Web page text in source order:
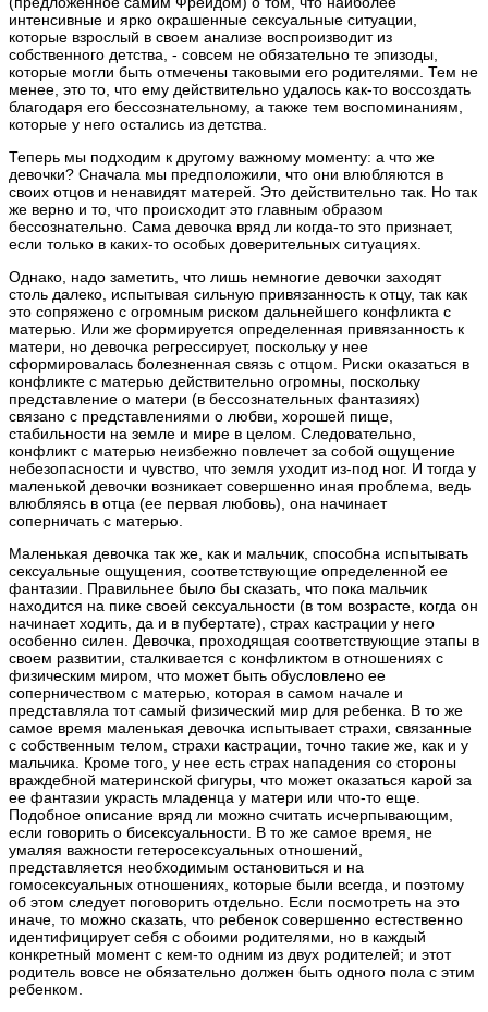
интенсивные и ярко окрашенные сексуальные ситуации,
которые взрослый в своем анализе воспроизводит из
собственного детства, - совсем не обязательно те эпизоды,
которые могли быть отмечены таковыми его родителями. Тем не
менее, это то, что ему действительно удалось как-то воссоздать
благодаря его бессознательному, а также тем воспоминаниям,
которые у него остались из детства.
Теперь мы подходим к другому важному моменту: а что же
девочки? Сначала мы предположили, что они влюбляются в
своих отцов и ненавидят матерей. Это действительно так. Но так
же верно и то, что происходит это главным образом
бессознательно. Сама девочка вряд ли когда-то это признает,
если только в каких-то особых доверительных ситуациях.
Однако, надо заметить, что лишь немногие девочки заходят
столь далеко, испытывая сильную привязанность к отцу, так как
это сопряжено с огромным риском дальнейшего конфликта с
матерью. Или же формируется определенная привязанность к
матери, но девочка регрессирует, поскольку у нее
сформировалась болезненная связь с отцом. Риски оказаться в
конфликте с матерью действительно огромны, поскольку
представление о матери (в бессознательных фантазиях)
связано с представлениями о любви, хорошей пище,
стабильности на земле и мире в целом. Следовательно,
конфликт с матерью неизбежно повлечет за собой ощущение
небезопасности и чувство, что земля уходит из-под ног. И тогда у
маленькой девочки возникает совершенно иная проблема, ведь
влюбляясь в отца (ее первая любовь), она начинает
соперничать с матерью.
Маленькая девочка так же, как и мальчик, способна испытывать
сексуальные ощущения, соответствующие определенной ее
фантазии. Правильнее было бы сказать, что пока мальчик
находится на пике своей сексуальности (в том возрасте, когда он
начинает ходить, да и в пубертате), страх кастрации у него
особенно силен. Девочка, проходящая соответствующие этапы в
своем развитии, сталкивается с конфликтом в отношениях с
физическим миром, что может быть обусловлено ее
соперничеством с матерью, которая в самом начале и
представляла тот самый физический мир для ребенка. В то же
самое время маленькая девочка испытывает страхи, связанные
с собственным телом, страхи кастрации, точно такие же, как и у
мальчика. Кроме того, у нее есть страх нападения со стороны
враждебной материнской фигуры, что может оказаться карой за
ее фантазии украсть младенца у матери или что-то еще.
Подобное описание вряд ли можно считать исчерпывающим,
если говорить о бисексуальности. В то же самое время, не
умаляя важности гетеросексуальных отношений,
представляется необходимым остановиться и на
гомосексуальных отношениях, которые были всегда, и поэтому
об этом следует поговорить отдельно. Если посмотреть на это
иначе, то можно сказать, что ребенок совершенно естественно
идентифицирует себя с обоими родителями, но в каждый
конкретный момент с кем-то одним из двух родителей; и этот
родитель вовсе не обязательно должен быть одного пола с этим
ребенком.